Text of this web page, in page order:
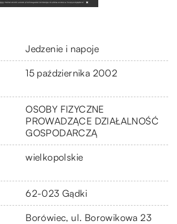
Jedzenie i napoje
15 października 2002
OSOBY FIZYCZNE
PROWADZĄCE DZIAŁALNOŚĆ
GOSPODARCZĄ
wielkopolskie
62-023 Gądki
Borówiec, ul. Borowikowa 23